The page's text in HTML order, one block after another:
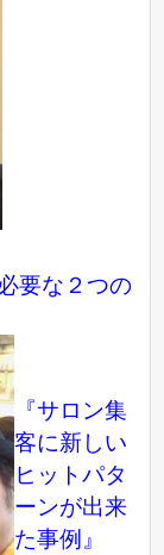
要な２つの
『サロン集
客に新しい
ヒットパタ
ーンが出来
た事例』